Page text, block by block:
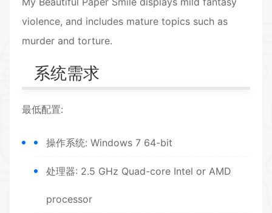
violence, and includes mature topics such as
murder and torture.
系统需求
最低配置:
操作系统: Windows 7 64-bit
处理器: 2.5 GHz Quad-core Intel or AMD
processor